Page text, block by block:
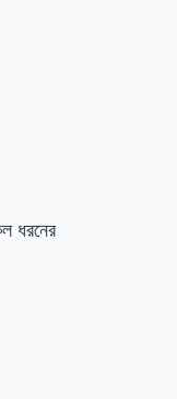
ধরনের